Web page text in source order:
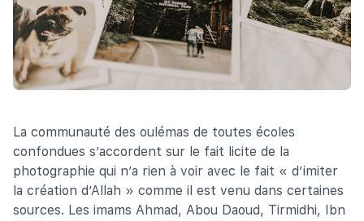
La communauté des oulémas de toutes écoles
confondues s’accordent sur le fait licite de la
photographie qui n’a rien à voir avec le fait « d’imiter
la création d’Allah » comme il est venu dans certaines
sources. Les imams Ahmad, Abou Daoud, Tirmidhi, Ibn